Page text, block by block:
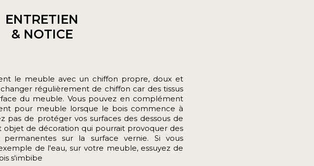
ENTRETIEN
& NOTICE
le meuble avec un chiffon propre, doux et
régulièrement de chiffon car des tissus
du meuble. Vous pouvez en complément
pour meuble lorsque le bois commence à
pas de protéger vos surfaces des dessous de
objet de décoration qui pourrait provoquer des
sur la surface vernie. Si vous
de l'eau, sur votre meuble, essuyez de
s'imbibe